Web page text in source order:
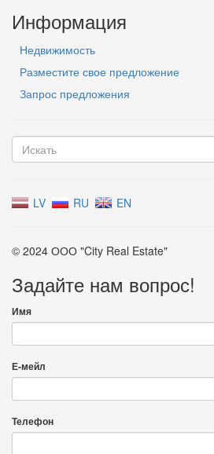
Информация
Недвижимость
Разместите свое предложение
Запрос предложения
LV RU EN
© 2024 ООО "City Real Estate"
Задайте нам вопрос!
Имя
Е-мейл
Телефон